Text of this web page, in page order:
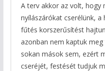
A terv akkor az volt, hogy
nyílászárókat cserélünk,
fűtés korszerűsítést
azonban nem kaptuk
sokan mások sem, ezért
cseréjét, festését tudjuk